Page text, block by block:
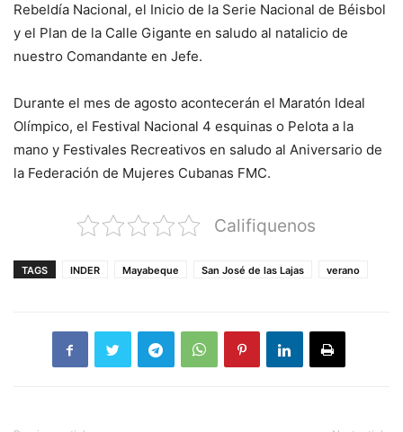
Rebeldía Nacional, el Inicio de la Serie Nacional de Béisbol
y el Plan de la Calle Gigante en saludo al natalicio de
nuestro Comandante en Jefe.
Durante el mes de agosto acontecerán el Maratón Ideal
Olímpico, el Festival Nacional 4 esquinas o Pelota a la
mano y Festivales Recreativos en saludo al Aniversario de
la Federación de Mujeres Cubanas FMC.
Califiquenos
TAGS INDER Mayabeque San José de las Lajas verano